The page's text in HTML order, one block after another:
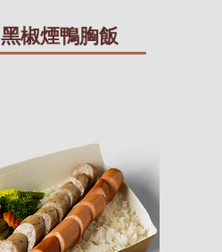
黑椒煙鴨胸飯